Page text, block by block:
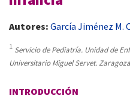
Autores: García Jiménez M.
1 Servicio de Pediatría. Unidad de
Universitario Miguel Servet.
INTRODUCCIÓN